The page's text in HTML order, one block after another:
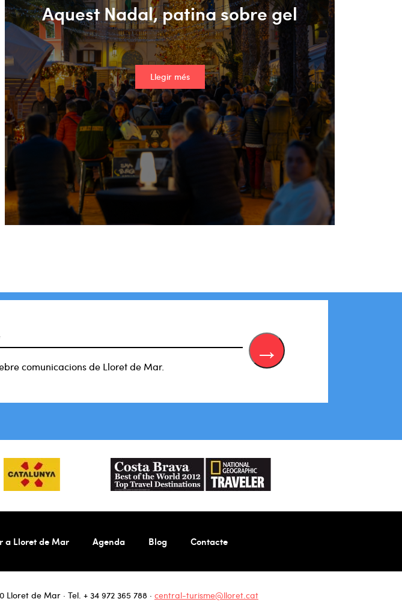
Aquest Nadal, patina sobre gel
Llegir més
comunicacions de Lloret de Mar.
a Lloret de Mar Agenda Blog Contacte
Lloret de Mar · Tel. + 34 972 365 788 · central-turisme@lloret.cat